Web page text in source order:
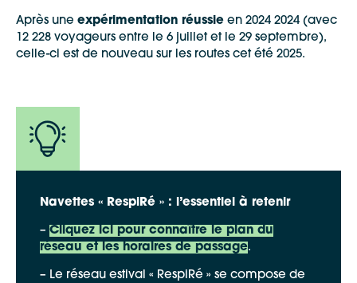
Après une expérimentation réussie en 2024 2024 (avec
12 228 voyageurs entre le 6 juillet et le 29 septembre),
celle-ci est de nouveau sur les routes cet été 2025.
Navettes « RespiRé » : l’essentiel à retenir
– Cliquez ici pour connaître le plan du
réseau et les horaires de passage.
– Le réseau estival « RespiRé » se compose de